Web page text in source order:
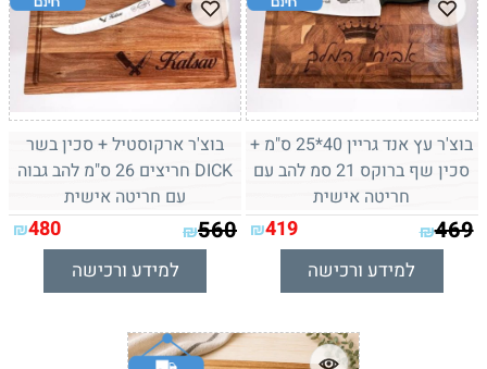
בוצ'ר עץ אנד גריין 40*25 ס"מ +
סכין שף ברוקס 21 סמ להב עם
חריטה אישית
₪469
₪419
למידע ורכישה
בוצ'ר ארקוסטיל + סכין בשר
DICK חריצים 26 ס"מ להב גבוה
עם חריטה אישית
₪560
₪480
למידע ורכישה